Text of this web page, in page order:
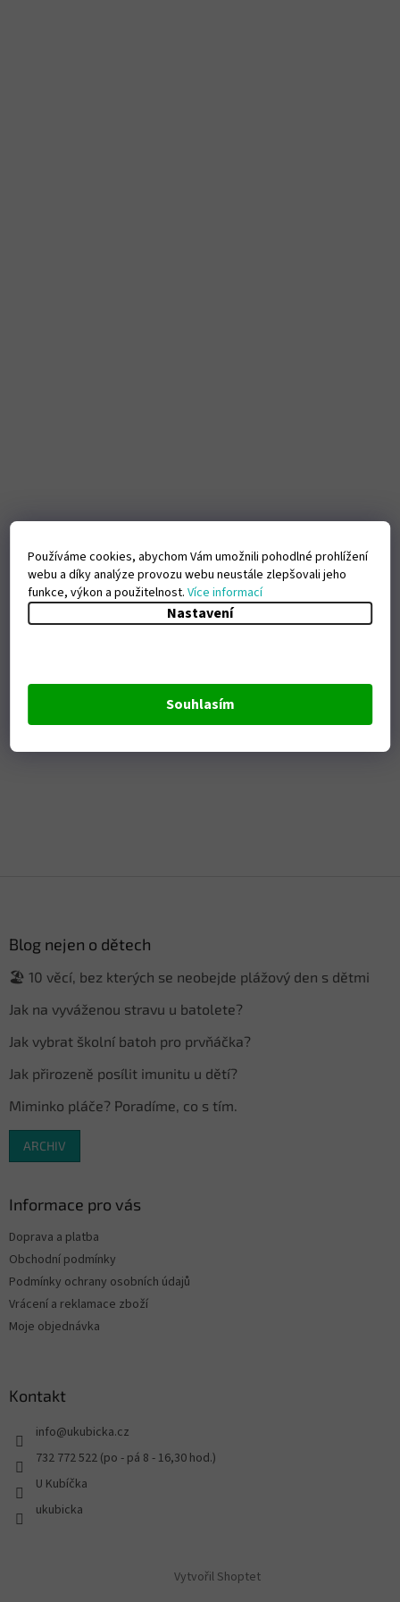
Používáme cookies, abychom Vám umožnili pohodlné prohlížení
webu a díky analýze provozu webu neustále zlepšovali jeho
funkce, výkon a použitelnost.Více informací
Nastavení
Souhlasím
Blog nejen o dětech
🏖️ 10 věcí, bez kterých se neobejde plážový den s dětmi
Jak na vyváženou stravu u batolete?
Jak vybrat školní batoh pro prvňáčka?
Jak přirozeně posílit imunitu u dětí?
Miminko pláče? Poradíme, co s tím.
ARCHIV
Informace pro vás
Doprava a platba
Obchodní podmínky
Podmínky ochrany osobních údajů
Vrácení a reklamace zboží
Moje objednávka
Kontakt
info@ukubicka.cz
732 772 522 (po - pá 8 - 16,30 hod.)
U Kubíčka
ukubicka
Vytvořil Shoptet